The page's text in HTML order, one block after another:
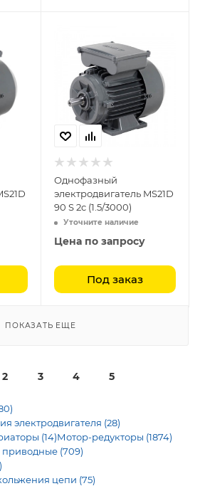
Однофазный
электродвигатель MS21D
90 S 2c (1.5/3000)
Уточните наличие
Цена по запросу
Под заказ
ПОКАЗАТЬ ЕЩЕ
2 3 4 5
электродвигателя (28)
(14)Мотор-редукторы (1874)
(709)
цепи (75)